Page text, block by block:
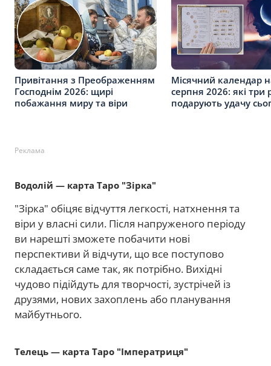
Привітання з Преображенням
Господнім 2026: щирі
побажання миру та віри
Місячний календар
серпня 2026: які три
подарують удачу
Реклама
Водолій — карта Таро "Зірка"
"Зірка" обіцяє відчуття легкості, натхнення та
віри у власні сили. Після напруженого періоду
ви нарешті зможете побачити нові
перспективи й відчути, що все поступово
складається саме так, як потрібно. Вихідні
чудово підійдуть для творчості, зустрічей із
друзями, нових захоплень або планування
майбутнього.
Телець — карта Таро "Імператриця"